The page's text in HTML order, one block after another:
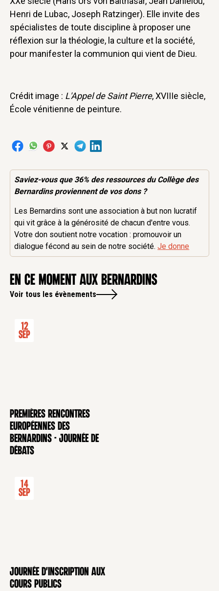
Henri de Lubac, Joseph Ratzinger). Elle invite des
spécialistes de toute discipline à proposer une
réflexion sur la théologie, la culture et la société,
pour manifester la communion qui vient de Dieu.
Crédit image : L'Appel de Saint Pierre, XVIIIe siècle,
École vénitienne de peinture.
Saviez-vous que 36% desressourcesdu Collège des
Bernardins proviennent de vos dons ?
Les Bernardins sont une association à but non lucratif
qui vit grâce à la générosité de chacun d'entre vous.
Votre don soutient notre vocation : promouvoir un
dialogue fécond au sein de notre société.Je donne
en ce moment aux Bernardins
Voir tous les évènements
CONFÉRENCE
12
Sep
Premières rencontres
européennes des
Bernardins - Journée de
débats
CONFÉRENCE
14
Sep
Journée d'inscription aux
cours publics